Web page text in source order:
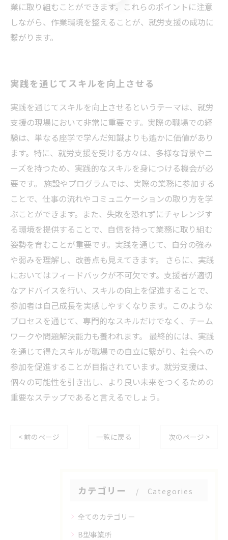
業に取り組むことができます。これらのポイントに注意
しながら、作業環境を整えることが、就労支援の成功に
繋がります。
実践を通じてスキルを向上させる
実践を通じてスキルを向上させるというテーマは、就労
支援の現場において非常に重要です。実際の職場での経
験は、単なる座学で学んだ知識よりも遙かに価値があり
ます。特に、就労支援を受ける方々は、多様な背景やニ
ーズを持つため、実践的なスキルを身につける機会が必
要です。 施設やプログラムでは、実際の業務に参加する
ことで、仕事の流れやコミュニケーションの取り方を学
ぶことができます。また、失敗を恐れずにチャレンジす
る環境を提供することで、自信を持って業務に取り組む
姿勢を育むことが重要です。実践を通じて、自分の強み
や弱みを理解し、改善点も見えてきます。 さらに、実践
においてはフィードバックが不可欠です。支援者が適切
なアドバイスを行い、スキルの向上を促進することで、
参加者は自己成長を実感しやすくなります。このような
プロセスを通じて、専門的なスキルだけでなく、チーム
ワークや問題解決能力も養われます。 最終的には、実践
を通じて得たスキルが職場での自立に繋がり、社会への
参加を促進することが目指されています。就労支援は、
個々の可能性を引き出し、より良い未来をつくるための
重要なステップであると言えるでしょう。
< 前のページ 一覧に戻る 次のページ >
カテゴリー Categories
全てのカテゴリー
B型事業所